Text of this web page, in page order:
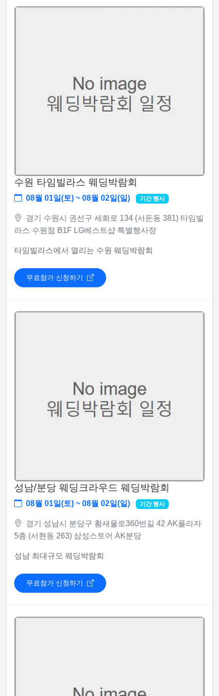
수원 타임빌라스 웨딩박람회
08월 01일(토) ~ 08월 02일(일) 기간 행사
경기 수원시 권선구 세화로 134 (서둔동 381) 타임빌
라스 수원점 B1F LG베스트샵 특별행사장
타임빌라스에서 열리는 수원 웨딩박람회
무료참가 신청하기
성남/분당 웨딩크라우드 웨딩박람회
08월 01일(토) ~ 08월 02일(일) 기간 행사
경기 성남시 분당구 황새울로360번길 42 AK플라자
5층 (서현동 263) 삼성스토어 AK분당
성남 최대규모 웨딩박람회
무료참가 신청하기